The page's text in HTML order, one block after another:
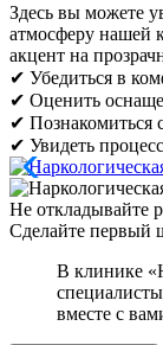
Здесь вы можете
атмосферу нашей
акцент на
✔ Убедиться в
✔ Оценить
✔ Познакомиться
✔ Увидеть
Не откладывайте
Сделайте первый
В клинике
вместе с